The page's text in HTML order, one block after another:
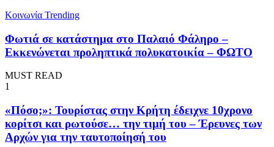
Κοινωνία Trending
Φωτιά σε κατάστημα στο Παλαιό Φάληρο –
Εκκενώνεται προληπτικά πολυκατοικία – ΦΩΤΟ
MUST READ
1
«Πόσο;»: Τουρίστας στην Κρήτη έδειχνε 10χρονο
κορίτσι και ρωτούσε… την τιμή του – Έρευνες των
Αρχών για την ταυτοποίησή του